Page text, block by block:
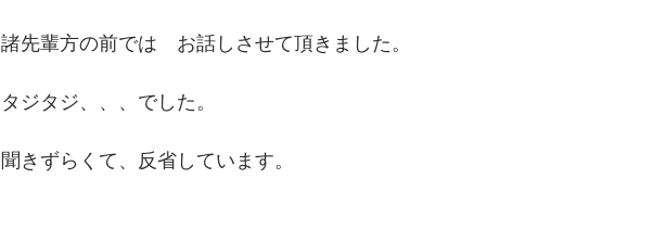
諸先輩方の前では　お話しさせて頂きました。
タジタジ、、、でした。
聞きずらくて、反省しています。